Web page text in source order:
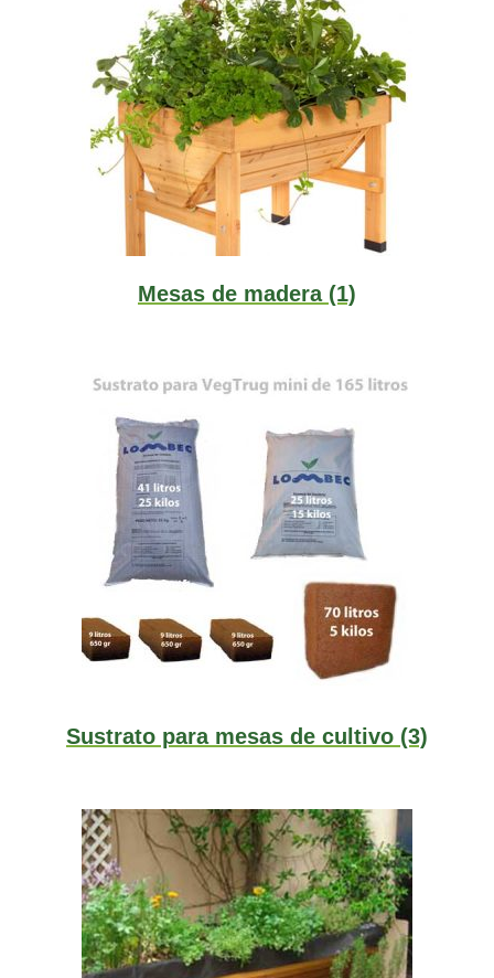
Mesas de madera (1)
Sustrato para mesas de cultivo (3)